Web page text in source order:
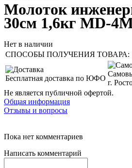
Молоток
30см 1,6кг MD-
Нет в наличии
СПОСОБЫ ПОЛУЧЕНИЯ ТОВАРА:
Бесплатная доставка по ЮФО
г.
Не является публичной офертой.
Общая информация
Отзывы и вопросы
Пока нет комментариев
Написать комментарий